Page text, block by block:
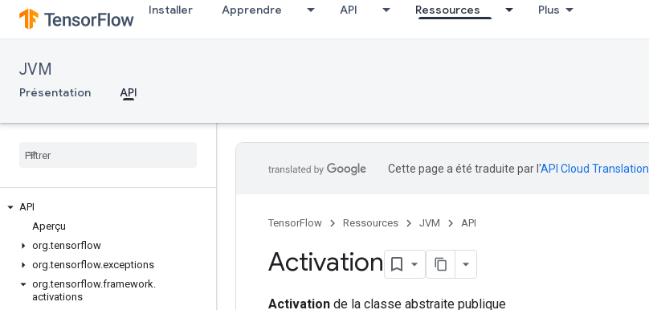
Installer Apprendre API Ressources Plus
JVM
Présentation API
API
Aperçu
org.tensorflow
org.tensorflow.exceptions
org.tensorflow.framework.
activations
Cette page a été traduite par l'API Cloud Translation
TensorFlow Ressources JVM API
Activation
Activation de la classe abstraite publique